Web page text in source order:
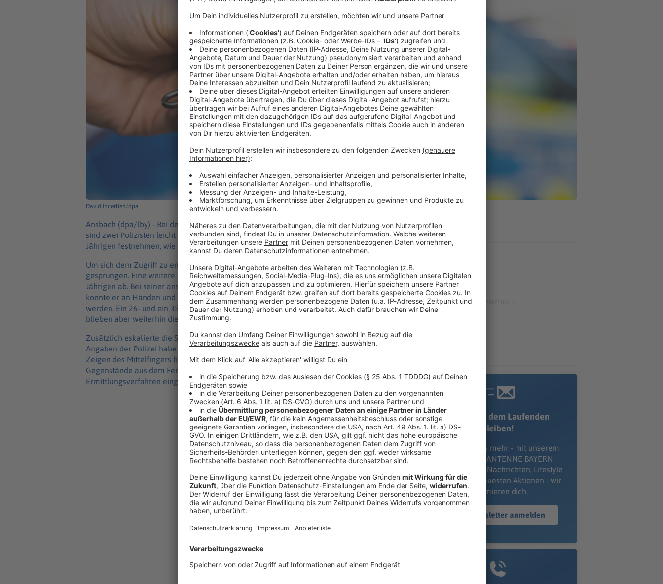
David Inderlied/dpa
Ansbach (dpa/lby) - Bei der Vollstreckung eines Haftbefehls im mittelfränkischen Ansbach
sind zwei Polizisten leicht verletzt worden. Die Beamten wollten in der Innenstadt einen 22-
Jährigen festnehmen, wie die Polizei mitteilte.
Um sich dem Zugriff zu entziehen, sei der Gesuchte aus einem Fenster im ersten Stockwerk
gesprungen. Eine weitere Streife wartete jedoch bereits vor dem Haus und fing den 22-
Jährigen ab. Bei seiner anschließenden Festnahme habe er sich massiv gewehrt. Letztlich
konnte er an Händen und Füßen gefesselt und in eine Justizvollzugsanstalt gebracht
werden. Ein 26- und ein 35-jähriger Beamter erlitten bei der Rangelei leichte Verletzungen,
blieben aber weiterhin dienstfähig.
Zusätzlich eskalierte die Situation durch das Verhalten der Mutter des Verhafteten. Laut
Angaben der Polizei habe die 42-Jährige die Einsatzkräfte zunächst verbal und durch das
Zeigen des Mittelfingers beleidigt. Ferner soll sie den Beamten mit dem Tod gedroht und
Gegenstände aus dem Fenster nach ihnen geworfen haben. Gegen sie sei ein
Ermittlungsverfahren eingeleitet worden.
Immer auf dem Laufenden
bleiben!
Verpass' nichts mehr - mit unserem
kostenlosen ANTENNE BAYERN
Newsletter. Ob Nachrichten, Lifestyle
oder unsere neuesten Aktionen - wir
informieren dich.
Zum Newsletter anmelden